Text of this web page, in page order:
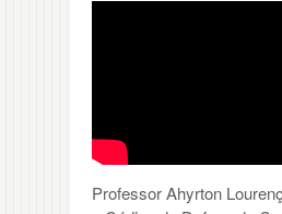
Professor Ahyrton